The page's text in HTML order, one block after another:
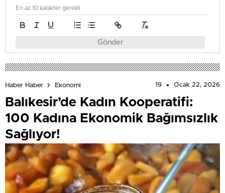
Gönder
En az 10 karakter gerekli
Haber Haber Ekonomi 19 Ocak 22, 2026
Balıkesir’de Kadın Kooperatifi:
100 Kadına Ekonomik Bağımsızlık
Sağlıyor!